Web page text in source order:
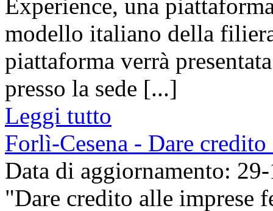
Experience, una
modello italiano della
piattaforma verrà
presso la sede [...]
Leggi tutto
Forlì-Cesena - Dare
Data di aggiornamento:
"Dare credito alle imprese